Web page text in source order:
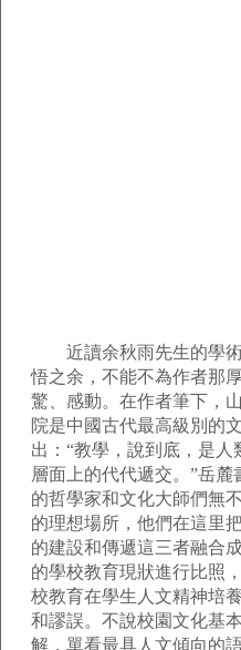
近讀余秋雨先生的學術
悟之余，不能不為作者那
驚、感動。在作者筆下，
院是中國古代最高級別的
出：“教學，說到底，是
層面上的代代遞交。”岳
的哲學家和文化大師們無
的理想場所，他們在這里
的建設和傳遞這三者融合
的學校教育現狀進行比照
校教育在學生人文精神培
和謬誤。不說校園文化基
解，單看最具人文傾向的